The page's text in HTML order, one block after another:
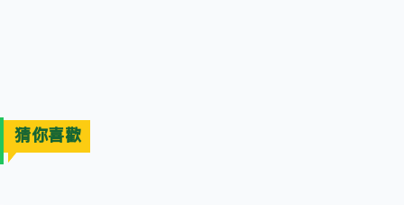
猜你喜歡